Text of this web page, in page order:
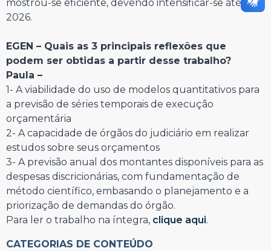
mostrou-se eficiente, devendo intensificar-se até
2026.
EGEN – Quais as 3 principais reflexões que
podem ser obtidas a partir desse trabalho?
Paula –
1- A viabilidade do uso de modelos quantitativos para
a previsão de séries temporais de execução
orçamentária
2- A capacidade de órgãos do judiciário em realizar
estudos sobre seus orçamentos
3- A previsão anual dos montantes disponíveis para as
despesas discricionárias, com fundamentação de
método científico, embasando o planejamento e a
priorização de demandas do órgão.
Para ler o trabalho na íntegra, clique aqui.
CATEGORIAS DE CONTEÚDO